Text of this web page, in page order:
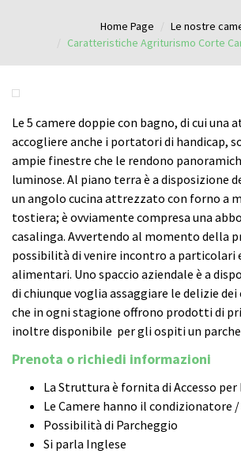
Home Page
Le nostre
Caratteristiche Agriturismo Corte
Le 5 camere doppie con bagno, di cui una
accogliere anche i portatori di handicap,
ampie finestre che le rendono
luminose. Al piano terra è a disposizione
un angolo cucina attrezzato con forno a
tostiera; è ovviamente compresa una
casalinga. Avvertendo al momento della
possibilità di venire incontro a particolari
alimentari. Uno spaccio aziendale è a
di chiunque voglia assaggiare le delizie
che in ogni stagione offrono prodotti di
inoltre disponibile per gli ospiti un
Prenota o richiedi informazioni
La Struttura è fornita di Accesso per
Le Camere hanno il condizionatore
Possibilità di Parcheggio
Si parla Inglese